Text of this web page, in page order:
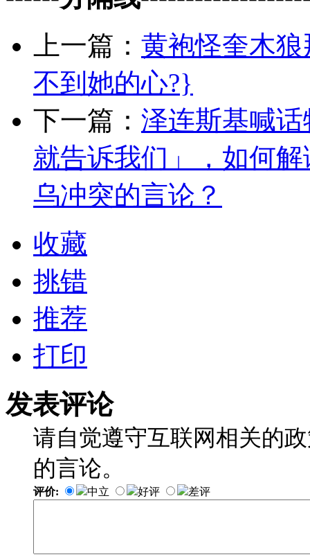
上一篇： 黄袍怪奎木
不到她的心?}
下一篇： 泽连斯基喊
就告诉我们」，如何
乌冲突的言论？
收藏
挑错
推荐
打印
发表评论
请自觉遵守互联网相关的
的言论。
评价: 中立 好评 差评